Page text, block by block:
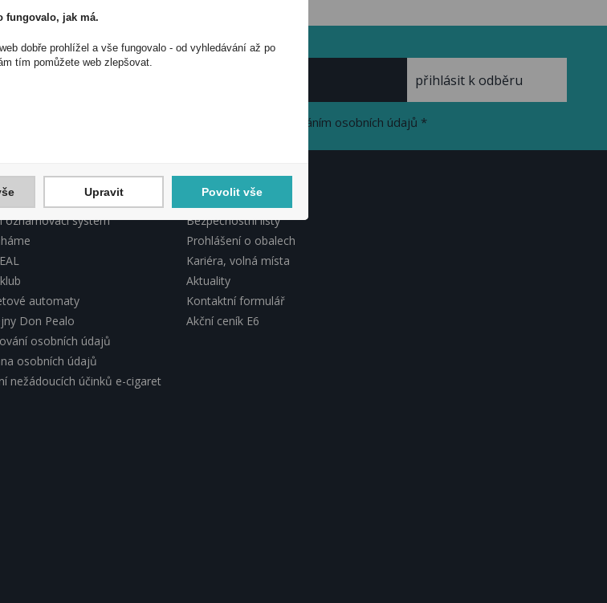
slevy!
výhod!
Souhlasím se zpracováním osobních údajů *
PEAL
oznamovací systém
automaty
Don Pealo
osobních údajů
osobních údajů
nežádoucích účinků e-cigaret
PEAL, DOKUMENTY
Bezpečnostní listy
Prohlášení o obalech
Kariéra, volná místa
Aktuality
Kontaktní formulář
Akční ceník E6
fungovalo, jak má.
dobře prohlížel a vše fungovalo - od vyhledávání až po
tím pomůžete web zlepšovat.
Upravit Povolit vše